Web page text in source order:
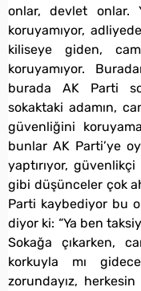
onlar, devlet onlar.
koruyamıyor,
kiliseye giden,
koruyamıyor.
burada AK Parti
sokaktaki adamın,
güvenliğini
bunlar AK Parti’ye
yaptırıyor,
gibi düşünceler çok
Parti kaybediyor bu
diyor ki: “Ya ben
Sokağa çıkarken,
korkuyla mı
zorundayız,